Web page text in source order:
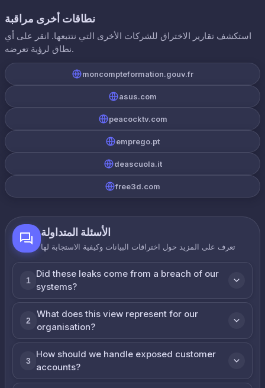
نطاقات أخرى مراقبة
استكشف تقارير الاختراق للشركات الأخرى التي نتتبعها. انقر على أي
نطاق لرؤية تعرضه.
moncompteformation.gouv.fr
asus.com
peacocktv.com
emprego.pt
deascuola.it
free3d.com
الأسئلة المتداولة
تعرف على المزيد حول اختراقات البيانات وكيفية الاستجابة لها
1
Did these leaks come from a breach of our
systems?
2
What does this view represent for our
organisation?
3
How should we handle exposed customer
accounts?